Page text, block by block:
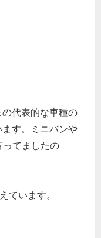
代表的な車種の
す。ミニバンや
てましたの
ています。